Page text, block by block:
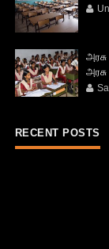
RECENT POSTS